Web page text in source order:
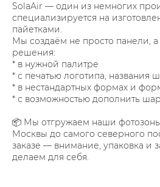
SolaAir — один из немногих
специализируется на
пайетками.
Мы создаём не просто панели,
решения:
* в нужной палитре
* с печатью логотипа, названия
* в нестандартных формах и
* с возможностью дополнить
📦 Мы отгружаем наши
Москвы до самого северного
заказе — внимание, упаковка и
делаем для себя.